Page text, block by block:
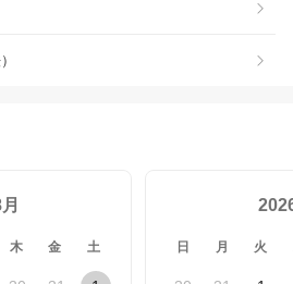
木 金 土 日 月 火